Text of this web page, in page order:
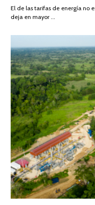
El de las tarifas de energía no
deja en mayor …